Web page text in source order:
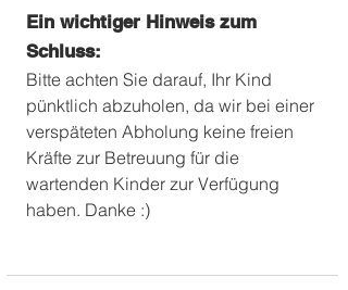
Ein wichtiger Hinweis zum
Schluss:
Bitte achten Sie darauf, Ihr Kind
pünktlich abzuholen, da wir bei einer
verspäteten Abholung keine freien
Kräfte zur Betreuung für die
wartenden Kinder zur Verfügung
haben. Danke :)